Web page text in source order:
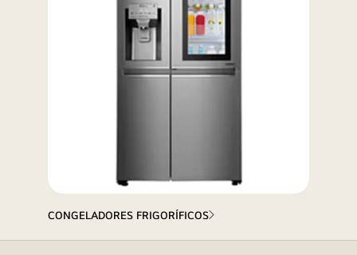
CONGELADORES FRIGORÍFICOS